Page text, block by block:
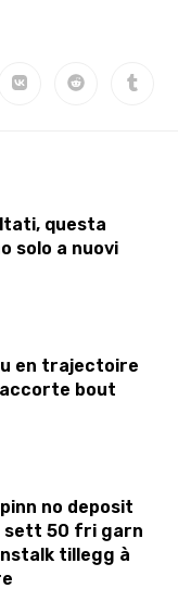
questa
solo a nuovi
en trajectoire
bout
no deposit
sett 50 fri garn
tillegg à